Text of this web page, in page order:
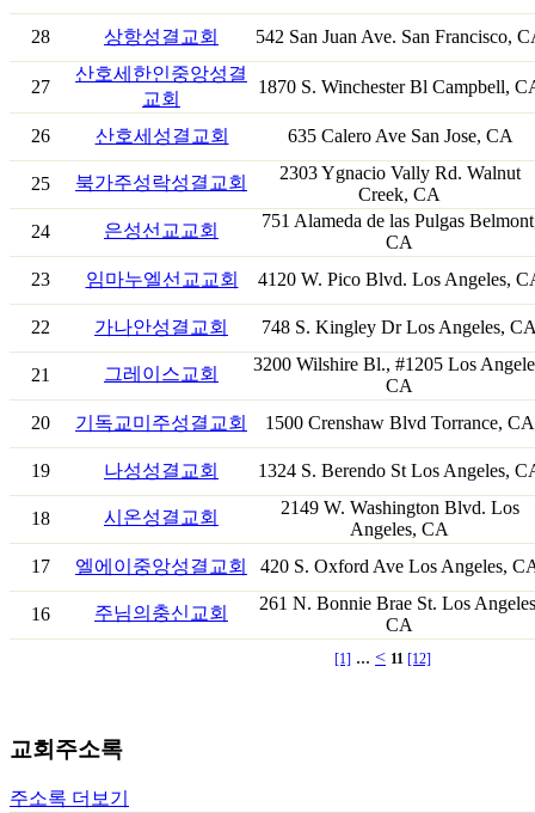
28 상항성결교회 542 San Juan Ave. San Francisco,
27
산호세한인중앙성결
교회
1870 S. Winchester Bl Campbell,
26 산호세성결교회 635 Calero Ave San Jose, CA
25 북가주성락성결교회
2303 Ygnacio Vally Rd. Walnut
Creek, CA
24
은성선교교회
751 Alameda de las Pulgas
CA
23
임마누엘선교교회 4120 W. Pico Blvd. Los Angeles,
22 가나안성결교회 748 S. Kingley Dr Los Angeles,
21 그레이스교회
3200 Wilshire Bl., #1205 Los
CA
20
기독교미주성결교회 1500 Crenshaw Blvd Torrance, CA
19 나성성결교회 1324 S. Berendo St Los Angeles,
18 시온성결교회
2149 W. Washington Blvd. Los
Angeles, CA
17
엘에이중앙성결교회 420 S. Oxford Ave Los Angeles,
16 주님의충신교회
261 N. Bonnie Brae St. Los
CA
[1] ... < 11 [12]
교회주소록
주소록 더보기